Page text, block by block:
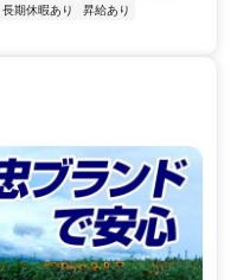
長期休暇あり
昇給あり